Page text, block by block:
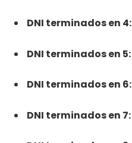
DNI terminados en 4:
DNI terminados en 5:
DNI terminados en 6:
DNI terminados en 7: